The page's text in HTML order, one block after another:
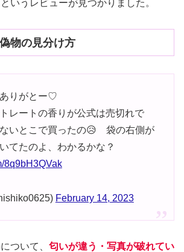
というレビューが見つかりました。
物の見分け方
りがとー♡
レートの香りが公式は売切れで
いとこで買ったの😥 袋の右側が
てたのよ、わかるかな？
8q9bH3QVak
February 14, 2023
ついて、 匂いが違う・写真が破れてい